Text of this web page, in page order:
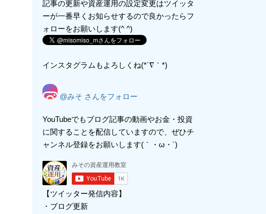
記事の更新や資産運用の設定変更はツイッタ
ーが一番早くお知らせするので良かったらフ
ォローをお願いします(^ ^)
インスタグラムもよろしくね(*´∇｀*)
@みそ さんをフォロー
YouTubeでもブログ記事の動画やお金・投資
に関することを配信していますので、ぜひチ
ャンネル登録をお願いします(｀・ω・´)
【ツイッター発信内容】
・ブログ更新